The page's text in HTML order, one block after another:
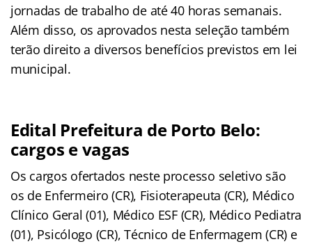
jornadas de trabalho de até 40 horas semanais.
Além disso, os aprovados nesta seleção também
terão direito a diversos benefícios previstos em lei
municipal.
Edital Prefeitura de Porto Belo:
cargos e vagas
Os cargos ofertados neste processo seletivo são
os de Enfermeiro (CR), Fisioterapeuta (CR), Médico
Clínico Geral (01), Médico ESF (CR), Médico Pediatra
(01), Psicólogo (CR), Técnico de Enfermagem (CR) e